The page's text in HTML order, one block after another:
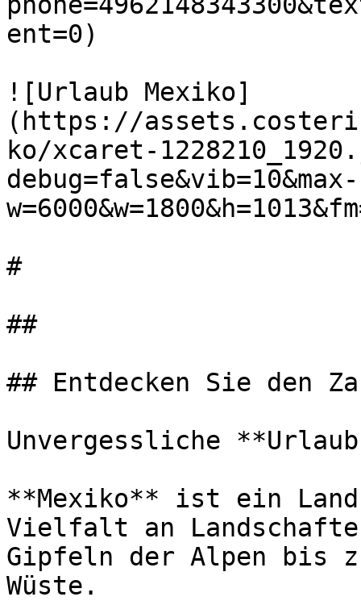
ent=0)
![Urlaub Mexiko]
(https://
ko/xcaret-
debug=false&vib=10&max-
#
##
## Entdecken Sie den
Unvergessliche
**Mexiko** ist ein
Vielfalt an
Gipfeln der Alpen bis
Wüste.